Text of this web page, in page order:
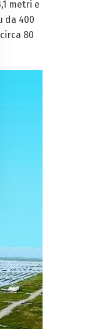
metri e
da 400
80